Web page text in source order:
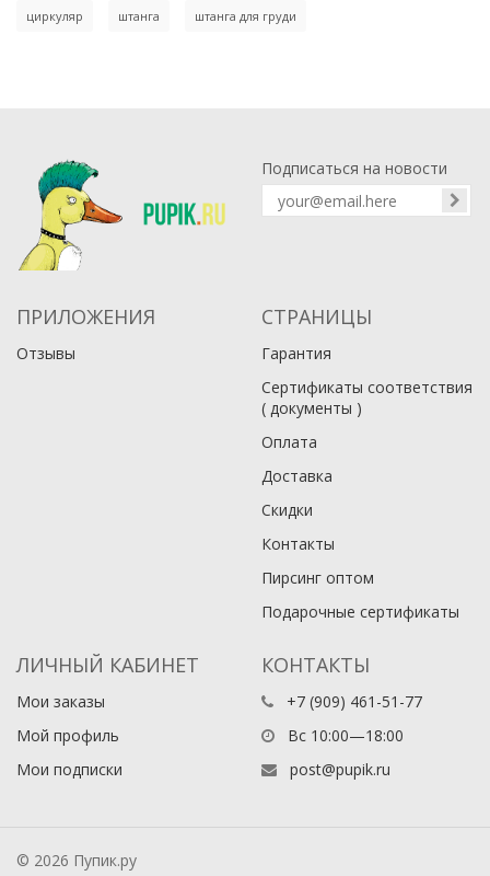
циркуляр штанга штанга для груди
Подписаться на новости
ПРИЛОЖЕНИЯ
Отзывы
СТРАНИЦЫ
Гарантия
Сертификаты соответствия
( документы )
Оплата
Доставка
Скидки
Контакты
Пирсинг оптом
Подарочные сертификаты
ЛИЧНЫЙ КАБИНЕТ
Мои заказы
Мой профиль
Мои подписки
КОНТАКТЫ
+7 (909) 461-51-77
Вс 10:00—18:00
post@pupik.ru
© 2026 Пупик.ру